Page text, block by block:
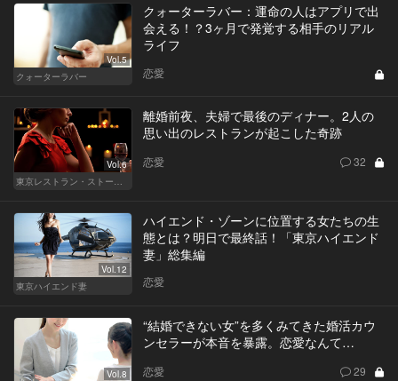
Vol.5
クォーターラバー
クォーターラバー：運命の人はアプリで出
会える！？3ヶ月で発覚する相手のリアル
ライフ
恋愛
Vol.6
離婚前夜、夫婦で最後のディナー。2人の
思い出のレストランが起こした奇跡
恋愛 32
Vol.12
東京ハイエンド妻
ハイエンド・ゾーンに位置する女たちの生
態とは？明日で最終話！「東京ハイエンド
妻」総集編
恋愛
Vol.8
“結婚できない女”を多くみてきた婚活カウ
ンセラーが本音を暴露。恋愛なんて…
恋愛 29